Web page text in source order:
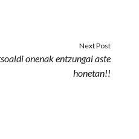
Next Post
onenak entzungai aste
honetan!!